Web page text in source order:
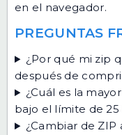
en el navegador.
PREGUNTAS
¿Por qué mi zip
después de
¿Cuál es la
bajo el límite de
¿Cambiar de ZIP